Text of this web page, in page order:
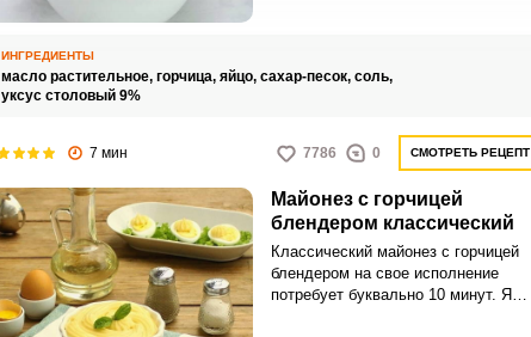
магазинные аналоги.
ИНГРЕДИЕНТЫ
масло растительное, горчица, яйцо, сахар-песок, соль,
уксус столовый 9%
7 мин 7786 0 СМОТРЕТЬ РЕЦЕПТ
Майонез с горчицей
блендером классический
Классический майонез с горчицей
блендером на свое исполнение
потребует буквально 10 минут. Я